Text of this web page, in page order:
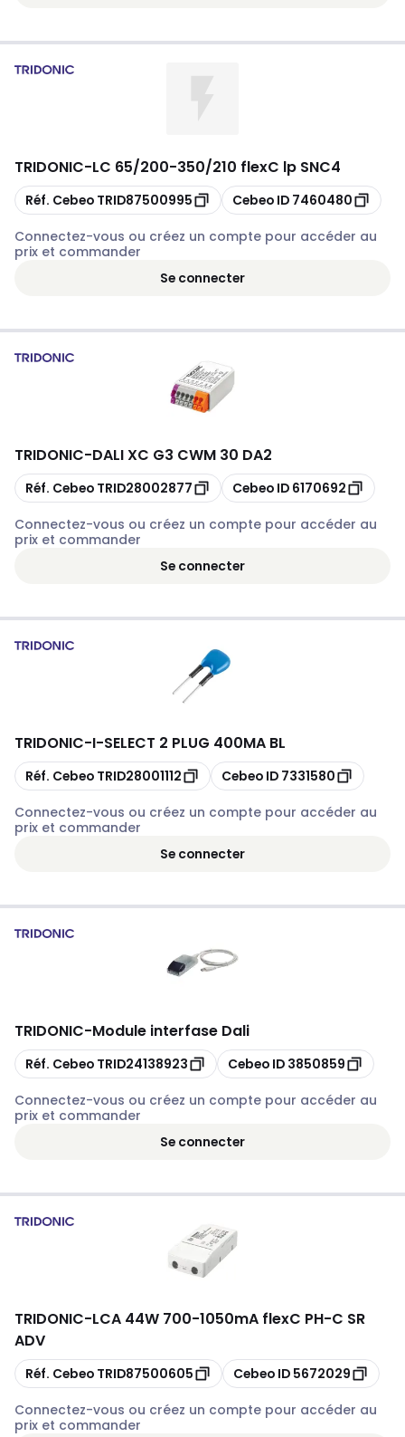
TRIDONIC-LC 65/200-350/210 flexC lp SNC4
Copier
Réf. Cebeo TRID87500995 Copier
Cebeo ID 7460480
Connectez-vous ou créez un compte pour accéder au
prix et commander
Se connecter
TRIDONIC-DALI XC G3 CWM 30 DA2
Copier
Réf. Cebeo TRID28002877 Copier
Cebeo ID 6170692
Connectez-vous ou créez un compte pour accéder au
prix et commander
Se connecter
TRIDONIC-I-SELECT 2 PLUG 400MA BL
Copier
Réf. Cebeo TRID28001112 Copier
Cebeo ID 7331580
Connectez-vous ou créez un compte pour accéder au
prix et commander
Se connecter
TRIDONIC-Module interfase Dali
Copier
Réf. Cebeo TRID24138923 Copier
Cebeo ID 3850859
Connectez-vous ou créez un compte pour accéder au
prix et commander
Se connecter
TRIDONIC-LCA 44W 700-1050mA flexC PH-C SR
ADV
Copier
Réf. Cebeo TRID87500605 Copier
Cebeo ID 5672029
Connectez-vous ou créez un compte pour accéder au
prix et commander